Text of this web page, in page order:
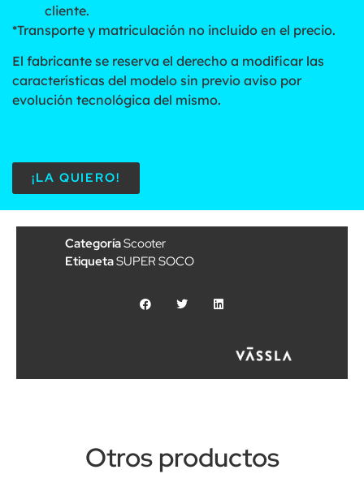
cliente.
*Transporte y matriculación no incluido en el precio.
El fabricante se reserva el derecho a modificar las
características del modelo sin previo aviso por
evolución tecnológica del mismo.
¡LA QUIERO!
CategoríaScooter
EtiquetaSUPER SOCO
Otros productos